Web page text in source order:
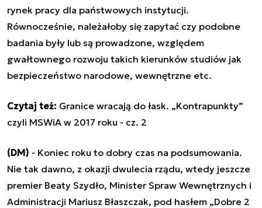
rynek pracy dla państwowych instytucji.
Równocześnie, należałoby się zapytać czy podobne
badania były lub są prowadzone, względem
gwałtownego rozwoju takich kierunków studiów jak
bezpieczeństwo narodowe, wewnętrzne etc.
Czytaj też: Granice wracają do łask. „Kontrapunkty”
czyli MSWiA w 2017 roku - cz. 2
(DM) - Koniec roku to dobry czas na podsumowania.
Nie tak dawno, z okazji dwulecia rządu, wtedy jeszcze
premier Beaty Szydło, Minister Spraw Wewnętrznych i
Administracji Mariusz Błaszczak, pod hasłem „Dobre 2